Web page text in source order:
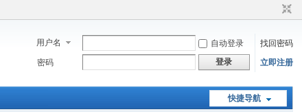
用户名 自动登录
找回密码
密码
登录 立即注册
快捷导航